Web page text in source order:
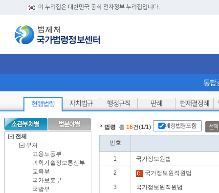
이 누리집은 대한민국 공식 전자정부 누리집입니다.
통합
현행법령 자치법규 행정규칙 판례 헌재결정례
전체
부처
고용노동부
과학기술정보통신부
교육부
국가보훈부
국방부
법령 총 16건(1/1) 예정법령포함 선택
번호
1 국가정보원법
2 국가정보원직원법
3 국가정보원직원법